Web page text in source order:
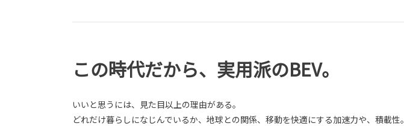
この時代だから、実用派のBEV。
いいと思うには、見た目以上の理由がある。
どれだけ暮らしになじんでいるか、地球との関係、移動を快適にする加速力や、積載性。